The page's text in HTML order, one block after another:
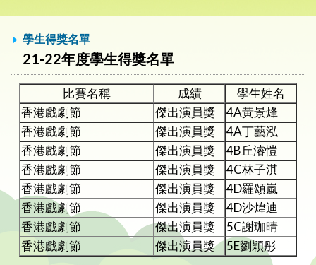
學生得獎名單
21-22年度學生得獎名單
比賽名稱 成績
學生姓名
香港戲劇節
傑出演員獎
4A黃景烽
香港戲劇節
傑出演員獎
4A丁藝泓
香港戲劇節
傑出演員獎
4B丘濬愷
香港戲劇節
傑出演員獎
4C林子淇
香港戲劇節
傑出演員獎
4D羅頌嵐
香港戲劇節
傑出演員獎
4D沙煒迪
香港戲劇節
傑出演員獎
5C謝珈晴
香港戲劇節
傑出演員獎 5E劉穎彤